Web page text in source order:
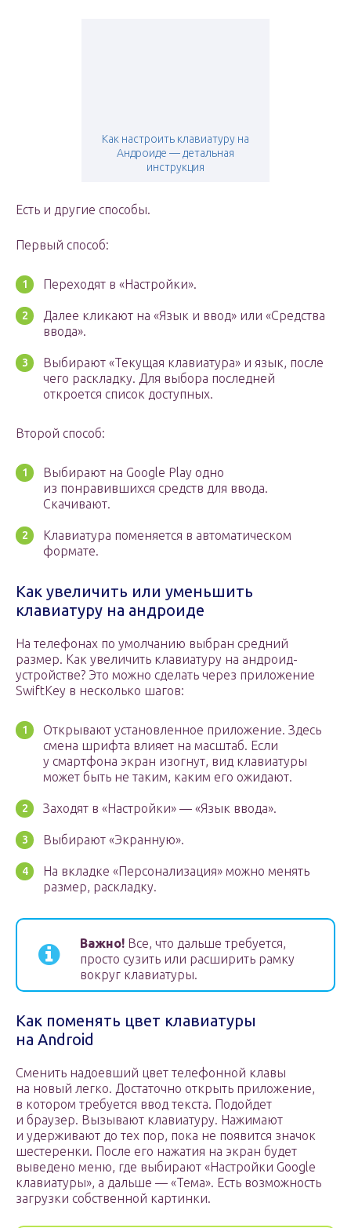
Как настроить клавиатуру на
Андроиде — детальная
инструкция
Есть и другие способы.
Первый способ:
Переходят в «Настройки».
Далее кликают на «Язык и ввод» или «Средства
ввода».
Выбирают «Текущая клавиатура» и язык, после
чего раскладку. Для выбора последней
откроется список доступных.
Второй способ:
Выбирают на Google Play одно
из понравившихся средств для ввода.
Скачивают.
Клавиатура поменяется в автоматическом
формате.
Как увеличить или уменьшить
клавиатуру на андроиде
На телефонах по умолчанию выбран средний
размер. Как увеличить клавиатуру на андроид-
устройстве? Это можно сделать через приложение
SwiftKey в несколько шагов:
Открывают установленное приложение. Здесь
смена шрифта влияет на масштаб. Если
у смартфона экран изогнут, вид клавиатуры
может быть не таким, каким его ожидают.
Заходят в «Настройки» — «Язык ввода».
Выбирают «Экранную».
На вкладке «Персонализация» можно менять
размер, раскладку.
Важно! Все, что дальше требуется,
просто сузить или расширить рамку
вокруг клавиатуры.
Как поменять цвет клавиатуры
на Android
Сменить надоевший цвет телефонной клавы
на новый легко. Достаточно открыть приложение,
в котором требуется ввод текста. Подойдет
и браузер. Вызывают клавиатуру. Нажимают
и удерживают до тех пор, пока не появится значок
шестеренки. После его нажатия на экран будет
выведено меню, где выбирают «Настройки Google
клавиатуры», а дальше — «Тема». Есть возможность
загрузки собственной картинки.